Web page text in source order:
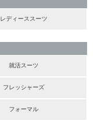
レディーススーツ
就活スーツ
フレッシャーズ
フォーマル